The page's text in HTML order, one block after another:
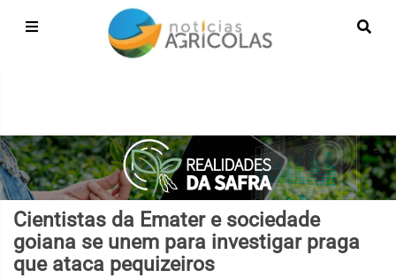
Cientistas da Emater e sociedade
goiana se unem para investigar praga
que ataca pequizeiros